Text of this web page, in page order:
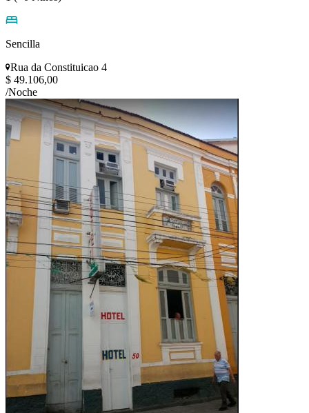
Sencilla
Rua da Constituicao 4
$ 49.106,00
/Noche